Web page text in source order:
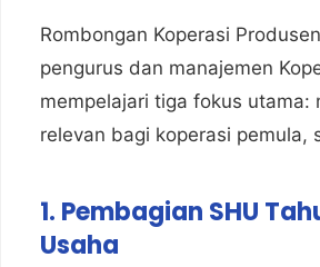
Rombongan Koperasi
pengurus dan manajemen
mempelajari tiga fokus utama:
relevan bagi koperasi pemula,
1. Pembagian SHU
Usaha